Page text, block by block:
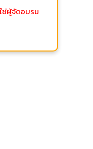
ช่ผู้จัดอบรม